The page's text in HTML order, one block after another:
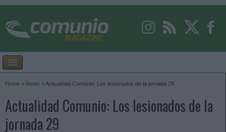
Home » News » Actualidad Comunio: Los lesionados de la jornada 29
Actualidad Comunio: Los lesionados de la
jornada 29